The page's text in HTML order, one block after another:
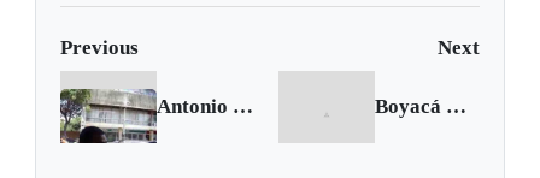
Previous Next
Antonio Navarro se irrita cuando le piden tomar posición sobre crisis de Venezuela Boyacá Chicó y Nacional se ponen al día